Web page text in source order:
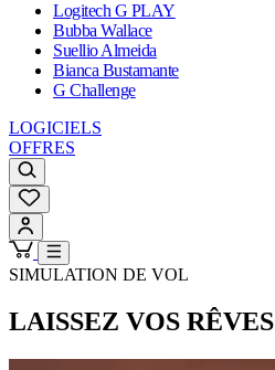
Logitech G PLAY
Bubba Wallace
Suellio Almeida
Bianca Bustamante
G Challenge
LOGICIELS
OFFRES
SIMULATION DE VOL
LAISSEZ VOS RÊVES